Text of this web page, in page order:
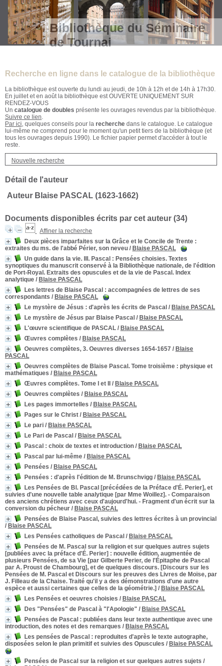
Bibliothèque du Séminaire
de Tournai
Recherche en ligne dans le catalogue de la bibliothèque
La bibliothèque est ouverte du lundi au jeudi, de 10h à 12h et de 14h à 17h30.
En juillet et en août la bibliothèque est OUVERTE UNIQUEMENT SUR
RENDEZ-VOUS
Un catalogue de doubles présente les ouvrages revendus par la bibliothèque.
Suivre ce lien.
Par ici, quelques conseils pour la recherche dans le catalogue. Le catalogue
lui-même ne comprend pour le moment qu'un petit tiers de la bibliothèque (et
tous les ouvrages depuis 1990). Le fichier papier permet d'accéder à tout le
reste.
Nouvelle recherche
Détail de l'auteur
Auteur Blaise PASCAL (1623-1662)
Documents disponibles écrits par cet auteur (34)
Affiner la recherche
Deux pièces imparfaites sur la Grâce et le Concile de Trente :
extraites du ms. de l'abbé Périer, son neveu / Blaise PASCAL
Un guide dans la vie. III. Pascal : Pensées choisies. Textes
synoptiques du manuscrit conservé à la Bibliothèque nationale, de l'édition
de Port-Royal. Extraits des opuscules et de la vie de Pascal. Index
analytique / Blaise PASCAL
Les lettres de Blaise Pascal : accompagnées de lettres de ses
correspondants / Blaise PASCAL
Le mystère de Jésus : d'après les écrits de Pascal / Blaise PASCAL
Le mystère de Jésus par Blaise Pascal / Blaise PASCAL
L'œuvre scientifique de PASCAL / Blaise PASCAL
Œuvres complètes / Blaise PASCAL
Oeuvres complètes, 3. Oeuvres diverses 1654-1657 / Blaise
PASCAL
Oeuvres complètes de Blaise Pascal. Tome troisième : physique et
mathématiques / Blaise PASCAL
Œuvres complètes. Tome I et II
/ Blaise PASCAL
Oeuvres complètes / Blaise PASCAL
Les pages immortelles / Blaise PASCAL
Pages sur le Christ / Blaise PASCAL
Le pari / Blaise PASCAL
Le Pari de Pascal / Blaise PASCAL
Pascal : choix de textes et introduction / Blaise PASCAL
Pascal par lui-même / Blaise PASCAL
Pensées / Blaise PASCAL
Pensées : d'après l'édition de M. Brunschvigg / Blaise PASCAL
Les Pensées de Bl. Pascal [précédées de la Préface d'É. Perier], et
suivies d'une nouvelle table analytique [par Mme Woillez]. - Comparaison
des anciens chrétiens avec ceux d'aujourd'hui. - Fragment d'un écrit sur la
conversion du pécheur / Blaise PASCAL
Pensées de Blaise Pascal, suivies des lettres écrites à un provincial
/ Blaise PASCAL
Les Pensées catholiques de Pascal / Blaise PASCAL
Pensées de M. Pascal sur la religion et sur quelques autres sujets
[publiées avec la préface d'É. Perier] : nouvelle édition, augmentée de
plusieurs Pensées, de sa Vie [par Gilberte Perier, de l'Épitaphe de Pascal
par A. Proust de Chambourg], et de quelques discours. [Discours sur les
Pensées de M. Pascal et Discours sur les preuves des Livres de Moïse, par
J. Filleau de la Chaise. Traité qu'il y a des démonstrations d'une autre
espèce et aussi certaines que celles de la géométrie.] / Blaise PASCAL
Les Pensées et oeuvres choisies / Blaise PASCAL
Des "Pensées" de Pascal à "l'Apologie" / Blaise PASCAL
Pensées de Pascal : publiées dans leur texte authentique avec une
introduction, des notes et des remarques / Blaise PASCAL
Les pensées de Pascal : reproduites d'après le texte autographe,
disposées selon le plan primitif et suivies des Opuscules / Blaise PASCAL
Pensées de Pascal sur la religion et sur quelques autres sujets /